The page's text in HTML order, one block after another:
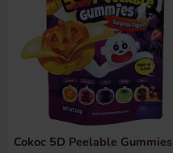
Cokoc 5D Peelable Gummies